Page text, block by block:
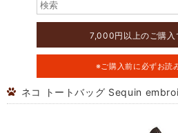
7,000円以上のご購入
※ご購入前に必ずお読
ネコ トートバッグ Sequin